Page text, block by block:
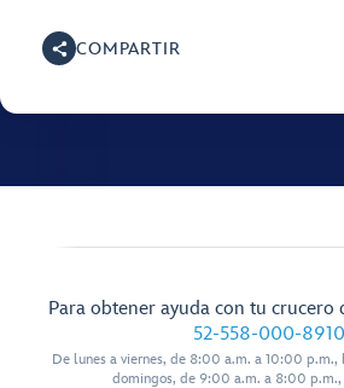
COMPARTIR
Para obtener ayuda con tu crucero
52-558-000-8910
De lunes a viernes, de 8:00 a.m. a 10:00 p.m.,
domingos, de 9:00 a.m. a 8:00 p.m.,